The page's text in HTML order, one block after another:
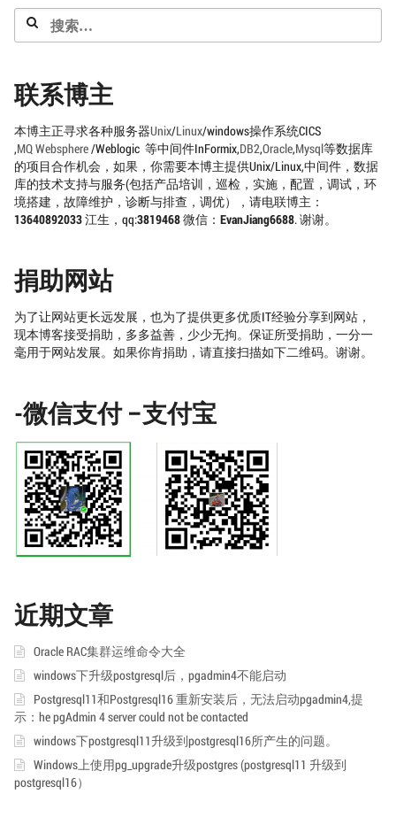
搜
索：
联系博主
本博主正寻求各种服务器Unix/Linux/windows操作系统CICS
,MQWebsphere/Weblogic 等中间件InFormix,DB2,Oracle,Mysql等数据库
的项目合作机会，如果，你需要本博主提供Unix/Linux,中间件，数据
库的技术支持与服务(包括产品培训，巡检，实施，配置，调试，环
境搭建，故障维护，诊断与排查，调优），请电联博主：
13640892033江生，qq:3819468微信： EvanJiang6688. 谢谢。
捐助网站
为了让网站更长远发展，也为了提供更多优质IT经验分享到网站，
现本博客接受捐助，多多益善，少少无拘。保证所受捐助，一分一
毫用于网站发展。如果你肯捐助，请直接扫描如下二维码。谢谢。
-微信支付 –支付宝
近期文章
Oracle RAC集群运维命令大全
windows下升级postgresql后，pgadmin4不能启动
Postgresql11和Postgresql16 重新安装后，无法启动pgadmin4,提
示：he pgAdmin 4 server could not be contacted
windows下postgresql11升级到postgresql16所产生的问题。
Windows上使用pg_upgrade升级postgres (postgresql11 升级到
postgresql16）